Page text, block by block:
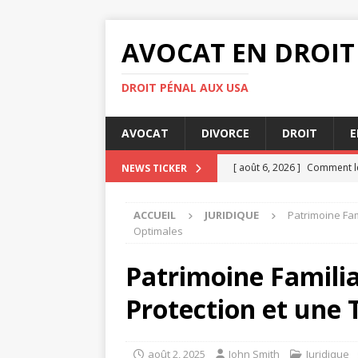
AVOCAT EN
DROIT PÉNAL AUX USA
AVOCAT DIVORCE DROIT
NEWS TICKER [ août 6, 2026 ] Comment
[ août 3, 2026 ] Audience
DIVORCE
[ août 8, 2026 ]
ACCUEIL JURIDIQUE
Patrimoine
Optimales
Patrimoine
Protection et une
août 2, 2025 John Smith Juridique